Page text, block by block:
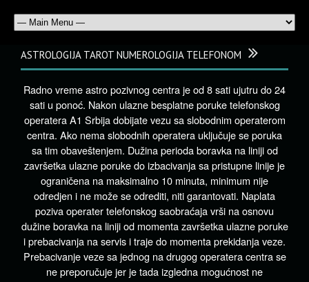
ASTROLOGIJA TAROT NUMEROLOGIJA TELEFONOM
Radno vreme astro pozivnog centra je od 8 sati ujutru do 24
sati u ponoć. Nakon ulazne besplatne poruke telefonskog
operatera A1 Srbija dobijate vezu sa slobodnim operaterom
centra. Ako nema slobodnih operatera uključuje se poruka
sa tim obaveštenjem. Dužina perioda boravka na liniji od
završetka ulazne poruke do izbacivanja sa pristupne linije je
ograničena na maksimalno 10 minuta, minimum nije
odredjen i ne može se odrediti, niti garantovati. Naplata
poziva operater telefonskog saobraćaja vrši na osnovu
dužine boravka na liniji od momenta završetka ulazne poruke
i prebacivanja na servis i traje do momenta prekidanja veze.
Prebacivanje veze sa jednog na drugog operatera centra se
ne preporučuje jer je tada izgledna mogućnost ne